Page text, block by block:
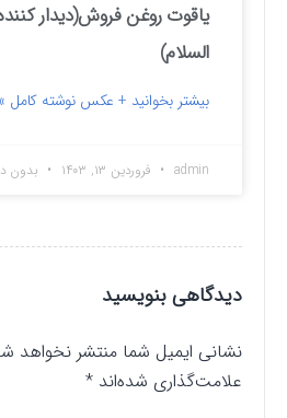
یاقوت روغن فروش(دیدار کننده
السلام)
بیشتر بخوانید + عکس نوشته کامل »
admin فروردین ۱۳, ۱۴۰۳ بدون
دیدگاهی بنویسید
نشانی ایمیل شما منتشر نخواهد شد.
علامت‌گذاری شده‌اند*